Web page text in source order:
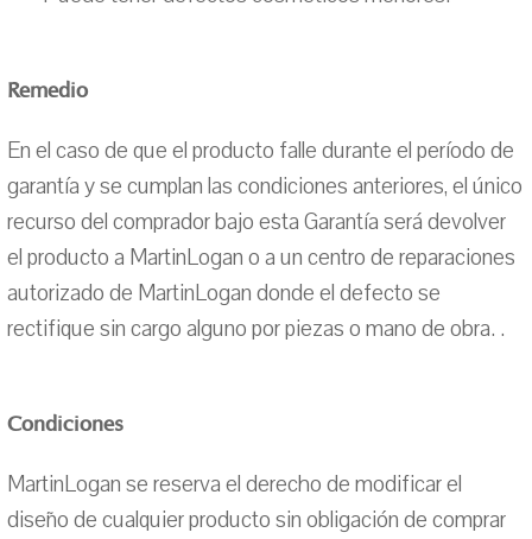
Remedio
En el caso de que el producto falle durante el período de
garantía y se cumplan las condiciones anteriores, el único
recurso del comprador bajo esta Garantía será devolver
el producto a MartinLogan o a un centro de reparaciones
autorizado de MartinLogan donde el defecto se
rectifique sin cargo alguno por piezas o mano de obra. .
Condiciones
MartinLogan se reserva el derecho de modificar el
diseño de cualquier producto sin obligación de comprar